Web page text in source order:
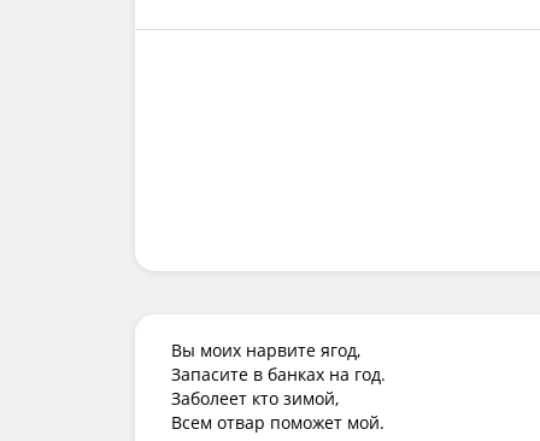
Вы моих нарвите ягод,
Запасите в банках на год.
Заболеет кто зимой,
Всем отвар поможет мой.